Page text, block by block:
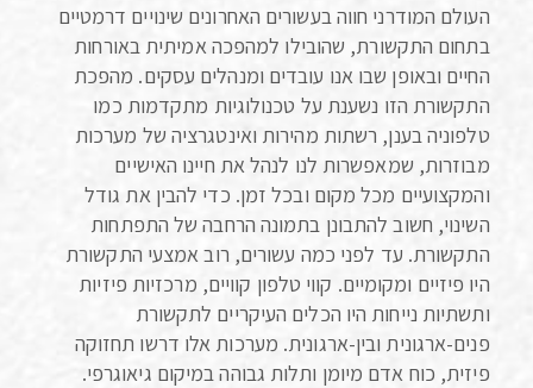
העולם המודרני חווה בעשורים האחרונים שינויים דרמטיים
בתחום התקשורת, שהובילו למהפכה אמיתית באורחות
החיים ובאופן שבו אנו עובדים ומנהלים עסקים. מהפכת
התקשורת הזו נשענת על טכנולוגיות מתקדמות כמו
טלפוניה בענן, רשתות מהירות ואינטגרציה של מערכות
מבוזרות, שמאפשרות לנו לנהל את חיינו האישיים
והמקצועיים מכל מקום ובכל זמן. כדי להבין את גודל
השינוי, חשוב להתבונן בתמונה הרחבה של התפתחות
התקשורת. עד לפני כמה עשורים, רוב אמצעי התקשורת
היו פיזיים ומקומיים. קווי טלפון קוויים, מרכזיות פיזיות
ותשתיות נייחות היו הכלים העיקריים לתקשורת
פנים-ארגונית ובין-ארגונית. מערכות אלו דרשו תחזוקה
פיזית, כוח אדם מיומן ותלות גבוהה במיקום גיאוגרפי.